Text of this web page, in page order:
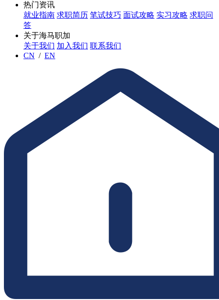
热门资讯
就业指南 求职简历 笔试技巧 面试攻略 实习攻略 求职问
答
关于海马职加
关于我们 加入我们 联系我们
CN / EN